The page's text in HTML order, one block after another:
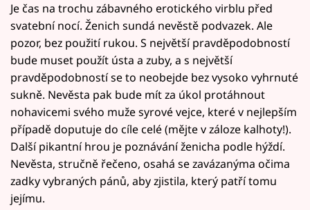
Je čas na trochu zábavného erotického virblu před
svatební nocí. Ženich sundá nevěstě podvazek. Ale
pozor, bez použití rukou. S největší pravděpodobností
bude muset použít ústa a zuby, a s největší
pravděpodobností se to neobejde bez vysoko vyhrnuté
sukně. Nevěsta pak bude mít za úkol protáhnout
nohavicemi svého muže syrové vejce, které v nejlepším
případě doputuje do cíle celé (mějte v záloze kalhoty!).
Další pikantní hrou je poznávání ženicha podle hýždí.
Nevěsta, stručně řečeno, osahá se zavázanýma očima
zadky vybraných pánů, aby zjistila, který patří tomu
jejímu.